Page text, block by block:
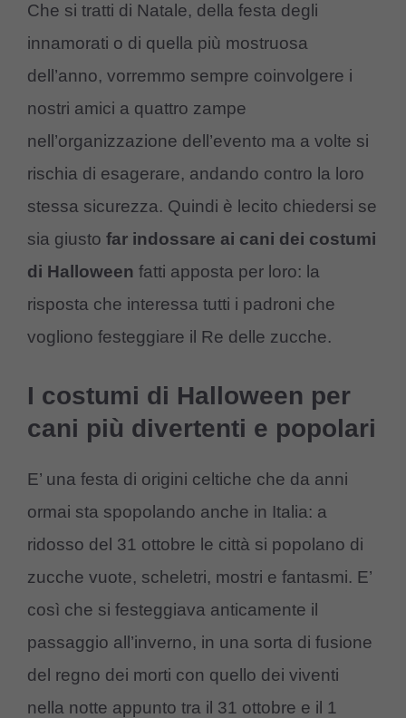
Che si tratti di Natale, della festa degli
innamorati o di quella più mostruosa
dell’anno, vorremmo sempre coinvolgere i
nostri amici a quattro zampe
nell’organizzazione dell’evento ma a volte si
rischia di esagerare, andando contro la loro
stessa sicurezza. Quindi è lecito chiedersi se
sia giusto far indossare ai cani dei costumi
di Halloween fatti apposta per loro: la
risposta che interessa tutti i padroni che
vogliono festeggiare il Re delle zucche.
I costumi di Halloween per
cani più divertenti e popolari
E’ una festa di origini celtiche che da anni
ormai sta spopolando anche in Italia: a
ridosso del 31 ottobre le città si popolano di
zucche vuote, scheletri, mostri e fantasmi. E’
così che si festeggiava anticamente il
passaggio all’inverno, in una sorta di fusione
del regno dei morti con quello dei viventi
nella notte appunto tra il 31 ottobre e il 1